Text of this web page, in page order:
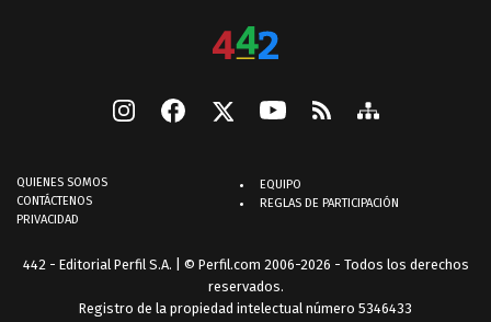
QUIENES SOMOS
CONTÁCTENOS
PRIVACIDAD
EQUIPO
REGLAS DE PARTICIPACIÓN
442 - Editorial Perfil S.A. | © Perfil.com 2006-2026 - Todos los derechos
reservados.
Registro de la propiedad intelectual número 5346433